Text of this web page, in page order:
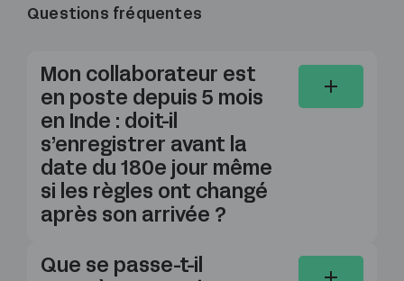
Questions fréquentes
Mon collaborateur est
en poste depuis 5 mois
en Inde : doit-il
s’enregistrer avant la
date du 180e jour même
si les règles ont changé
après son arrivée ?
Que se passe-t-il